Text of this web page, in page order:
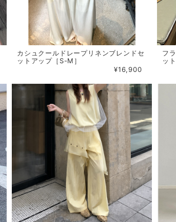
カシュクールドレープリネンブレンドセ
ットアップ［S-M］
¥16,900
フ
ッ